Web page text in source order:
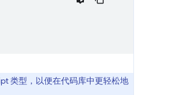
类型，以便在代码库中更轻松地